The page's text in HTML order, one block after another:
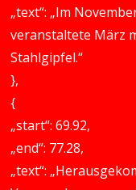
„text“: „Im
veranstaltete März
Stahlgipfel.“
},
{
„start“: 69.92,
„end“: 77.28,
„text“: